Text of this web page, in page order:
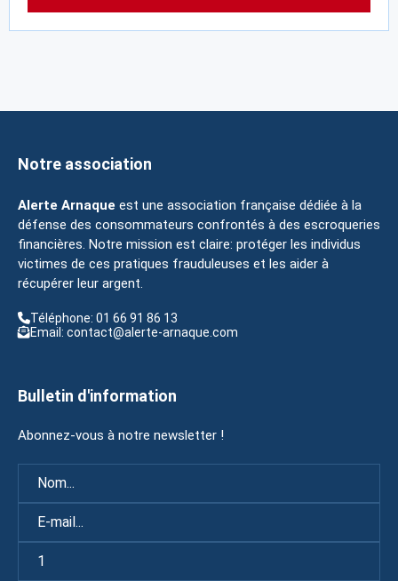
Notre association
Alerte Arnaque est une association française dédiée à la
défense des consommateurs confrontés à des escroqueries
financières. Notre mission est claire: protéger les individus
victimes de ces pratiques frauduleuses et les aider à
récupérer leur argent.
Téléphone: 01 66 91 86 13
Email: contact@alerte-arnaque.com
Bulletin d'information
Abonnez-vous à notre newsletter !